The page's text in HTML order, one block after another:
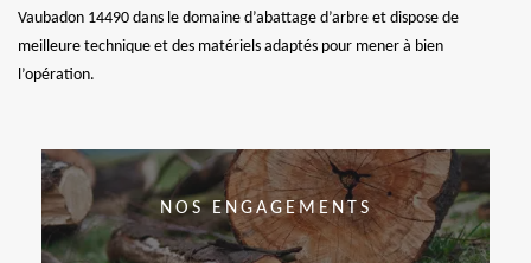
Vaubadon 14490 dans le domaine d’abattage d’arbre et dispose de
meilleure technique et des matériels adaptés pour mener à bien
l’opération.
NOS ENGAGEMENTS